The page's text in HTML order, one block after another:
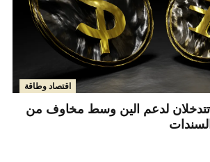
اقتصاد وطاقة
لدعم الين وسط مخاوف من